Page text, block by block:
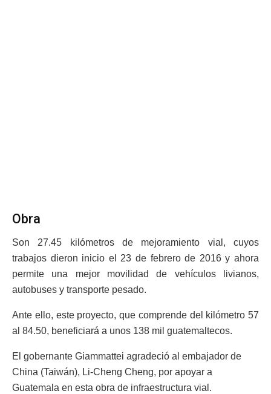
Obra
Son 27.45 kilómetros de mejoramiento vial, cuyos
trabajos dieron inicio el 23 de febrero de 2016 y ahora
permite una mejor movilidad de vehículos livianos,
autobuses y transporte pesado.
Ante ello, este proyecto, que comprende del kilómetro 57
al 84.50, beneficiará a unos 138 mil guatemaltecos.
El gobernante Giammattei agradeció al embajador de
China (Taiwán), Li-Cheng Cheng, por apoyar a
Guatemala en esta obra de infraestructura vial.